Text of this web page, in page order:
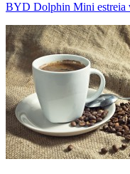
BYD Dolphin Mini estreia